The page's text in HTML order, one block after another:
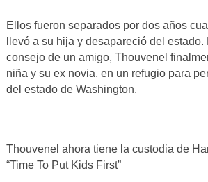
Ellos fueron separados por dos años
llevó a su hija y desapareció del estado.
consejo de un amigo, Thouvenel
niña y su ex novia, en un refugio para
del estado de Washington.
Thouvenel ahora tiene la custodia de
“Time To Put Kids First”